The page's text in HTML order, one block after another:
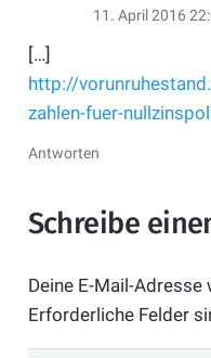
11. April 2016
[…]
http://
zahlen-fuer-
Antworten
Schreibe
Deine E-Mail-
Erforderliche Felder